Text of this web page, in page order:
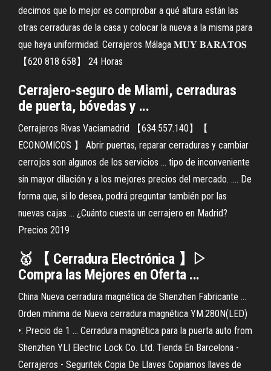
decimos que lo mejor es comprobar a qué altura están las
otras cerraduras de la casa y colocar la nueva a la misma para
que haya uniformidad. Cerrajeros Málaga 𝐌𝐔𝐘 𝐁𝐀𝐑𝐀𝐓𝐎𝐒
【620 818 658】 24 Horas
Cerrajero-seguro de Miami, cerraduras
de puerta, bóvedas y ...
Cerrajeros Rivas Vaciamadrid 【634.557.140】【
ECONOMICOS 】 Abrir puertas, reparar cerraduras y cambiar
cerrojos son algunos de los servicios ... tipo de inconveniente
sin mayor dilación y a los mejores precios del mercado. .... De
forma que, si lo desea, podrá preguntar también por las
nuevas cajas ... ¿Cuánto cuesta un cerrajero en Madrid?
Precios 2019
🥇 【 Cerradura Electrónica 】▷
Compra las Mejores en Oferta ...
China Nueva cerradura magnética de Shenzhen Fabricante ...
Orden mínima de Nueva cerradura magnética YM.280N(LED)
•: Precio de 1 ... Cerradura magnética para la puerta auto from
Shenzhen YLI Electric Lock Co. Ltd. Tienda En Barcelona -
Cerrajeros - Seguritek Copia De Llaves Copiamos llaves de